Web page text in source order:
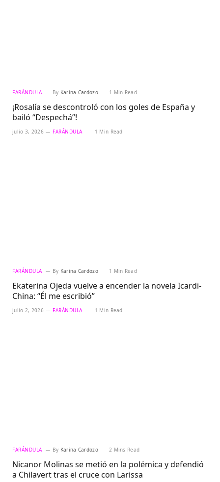
FARÁNDULA By Karina Cardozo 1 Min Read
¡Rosalía se descontroló con los goles de España y
bailó “Despechá”!
julio 3, 2026 FARÁNDULA 1 Min Read
FARÁNDULA By Karina Cardozo 1 Min Read
Ekaterina Ojeda vuelve a encender la novela Icardi-
China: “Él me escribió”
julio 2, 2026 FARÁNDULA 1 Min Read
FARÁNDULA By Karina Cardozo 2 Mins Read
Nicanor Molinas se metió en la polémica y defendió
a Chilavert tras el cruce con Larissa